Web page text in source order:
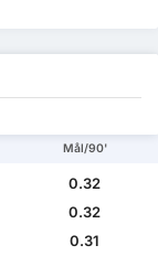
Mål/90'
0.32
0.32
0.31